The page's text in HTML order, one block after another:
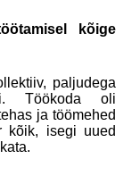
kõige
paljudega
Töökoda oli
ja töömehed
kõik, isegi uued